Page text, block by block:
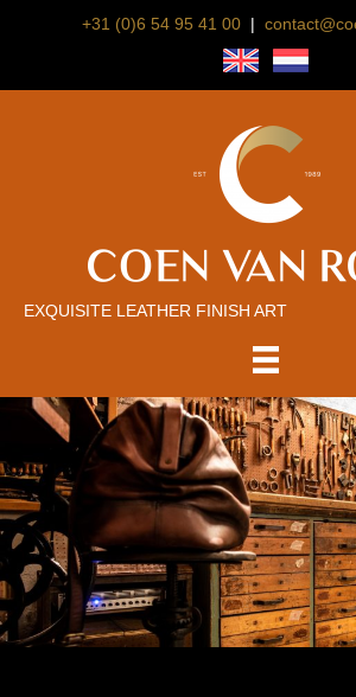
+31 (0)6 54 95 41 00 |
EXQUISITE LEATHER FINISH ART